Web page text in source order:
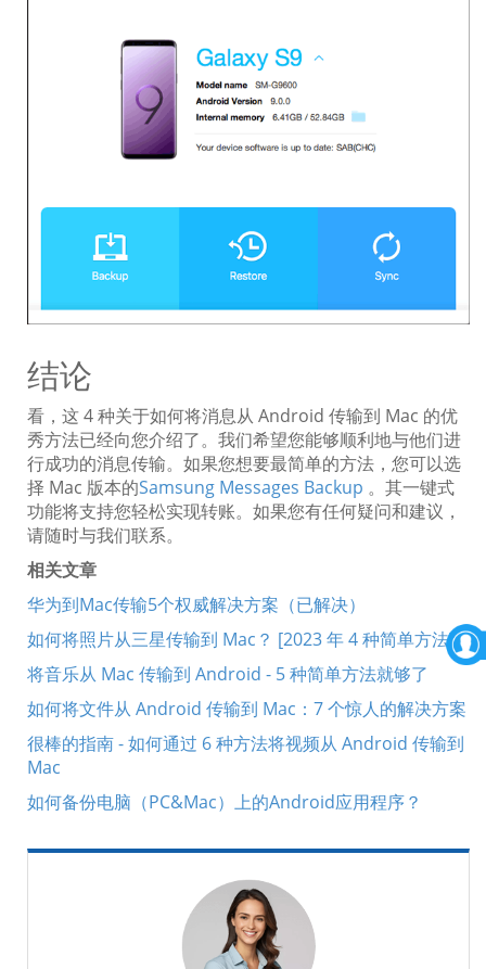
结论
看，这 4 种关于如何将消息从 Android 传输到 Mac 的优
秀方法已经向您介绍了。我们希望您能够顺利地与他们进
行成功的消息传输。如果您想要最简单的方法，您可以选
择 Mac 版本的Samsung Messages Backup 。其一键式
功能将支持您轻松实现转账。如果您有任何疑问和建议，
请随时与我们联系。
相关文章
华为到Mac传输5个权威解决方案（已解决）
如何将照片从三星传输到 Mac？ [2023 年 4 种简单方法]
将音乐从 Mac 传输到 Android - 5 种简单方法就够了
如何将文件从 Android 传输到 Mac：7 个惊人的解决方案
很棒的指南 - 如何通过 6 种方法将视频从 Android 传输到
Mac
如何备份电脑（PC&Mac）上的Android应用程序？